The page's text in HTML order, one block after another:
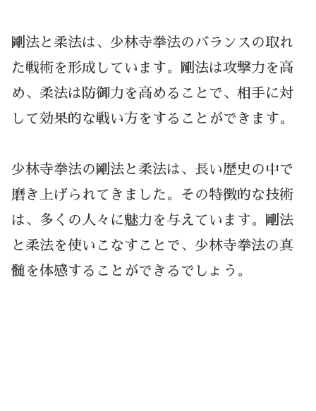
剛法と柔法は、少林寺拳法のバランスの取れ
た戦術を形成しています。剛法は攻撃力を高
め、柔法は防御力を高めることで、相手に対
して効果的な戦い方をすることができます。
少林寺拳法の剛法と柔法は、長い歴史の中で
磨き上げられてきました。その特徴的な技術
は、多くの人々に魅力を与えています。剛法
と柔法を使いこなすことで、少林寺拳法の真
髄を体感することができるでしょう。